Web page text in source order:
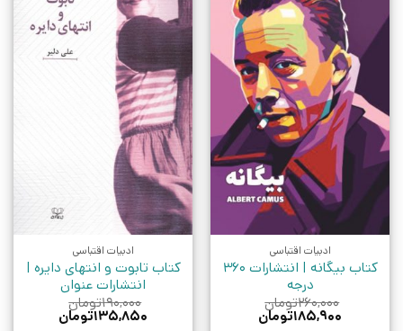
ادبیات اقتباسی
کتاب بیگانه | انتشارات 360
درجه
۲۶۰,۰۰۰تومان
قیمت
۱۸۵,۹۰۰تومان
ادبیات اقتباسی
کتاب تابوت و انتهای دایره |
انتشارات عنوان
۱۹۰,۰۰۰تومان
قیمت
۱۳۵,۸۵۰تومان